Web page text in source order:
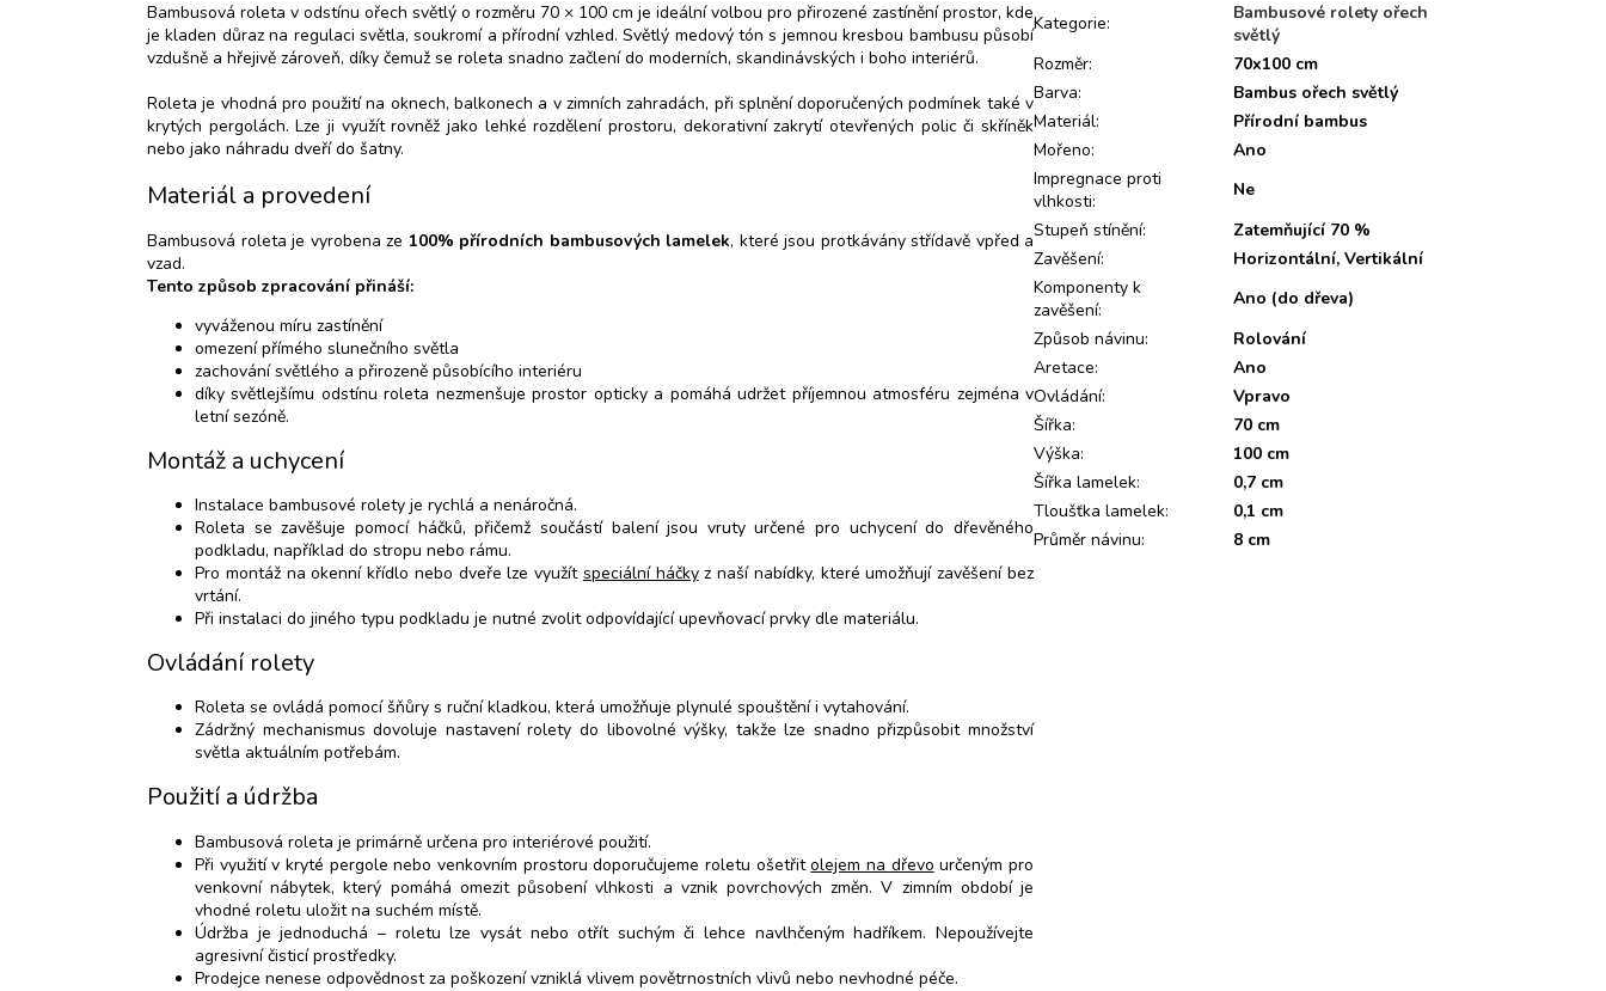
Bambusová roleta v odstínu ořech světlý o rozměru 70 × 100 cm je ideální volbou pro přirozené zastínění prostor, kde
je kladen důraz na regulaci světla, soukromí a přírodní vzhled. Světlý medový tón s jemnou kresbou bambusu působí
vzdušně a hřejivě zároveň, díky čemuž se roleta snadno začlení do moderních, skandinávských i boho interiérů.
Roleta je vhodná pro použití na oknech, balkonech a v zimních zahradách, při splnění doporučených podmínek také v
krytých pergolách. Lze ji využít rovněž jako lehké rozdělení prostoru, dekorativní zakrytí otevřených polic či skříněk
nebo jako náhradu dveří do šatny.
Materiál a provedení
Bambusová roleta je vyrobena ze 100% přírodních bambusových lamelek, které jsou protkávány střídavě vpřed a
vzad.
Tento způsob zpracování přináší:
vyváženou míru zastínění
omezení přímého slunečního světla
zachování světlého a přirozeně působícího interiéru
díky světlejšímu odstínu roleta nezmenšuje prostor opticky a pomáhá udržet příjemnou atmosféru zejména v
letní sezóně.
Montáž a uchycení
Instalace bambusové rolety je rychlá a nenáročná.
Roleta se zavěšuje pomocí háčků, přičemž součástí balení jsou vruty určené pro uchycení do dřevěného
podkladu, například do stropu nebo rámu.
Pro montáž na okenní křídlo nebo dveře lze využít speciální háčkyz naší nabídky, které umožňují zavěšení bez
vrtání.
Při instalaci do jiného typu podkladu je nutné zvolit odpovídající upevňovací prvky dle materiálu.
Ovládání rolety
Roleta se ovládá pomocí šňůry s ruční kladkou, která umožňuje plynulé spouštění i vytahování.
Zádržný mechanismus dovoluje nastavení rolety do libovolné výšky, takže lze snadno přizpůsobit množství
světla aktuálním potřebám.
Použití a údržba
Bambusová roleta je primárně určena pro interiérové použití.
Při využití v kryté pergole nebo venkovním prostoru doporučujeme roletu ošetřitolejem na dřevo určeným pro
venkovní nábytek, který pomáhá omezit působení vlhkosti a vznik povrchových změn. V zimním období je
vhodné roletu uložit na suchém místě.
Údržba je jednoduchá – roletu lze vysát nebo otřít suchým či lehce navlhčeným hadříkem. Nepoužívejte
agresivní čisticí prostředky.
Prodejce nenese odpovědnost za poškození vzniklá vlivem povětrnostních vlivů nebo nevhodné péče.
Kategorie:
Bambusové rolety ořech
světlý
Rozměr:
70x100 cm
Barva:
Bambus ořech světlý
Materiál:
Přírodní bambus
Mořeno:
Ano
Impregnace proti
vlhkosti:
Ne
Stupeň stínění:
Zatemňující 70 %
Zavěšení:
Horizontální, Vertikální
Komponenty k
zavěšení:
Ano (do dřeva)
Způsob návinu:
Rolování
Aretace:
Ano
Ovládání:
Vpravo
Šířka:
70 cm
Výška:
100 cm
Šířka lamelek:
0,7 cm
Tloušťka lamelek:
0,1 cm
Průměr návinu: 8 cm